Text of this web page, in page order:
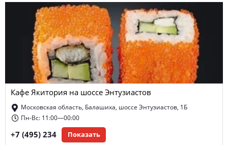
Кафе Якитория на шоссе Энтузиастов
Московская область, Балашиха, шоссе Энтузиастов, 1Б
Пн-Вс: 11:00—00:00
+7 (495) 234 Показать